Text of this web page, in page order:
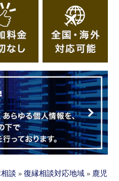
談 » 復縁相談対応地域 » 鹿児